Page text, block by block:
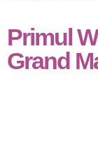
Primul
Grand